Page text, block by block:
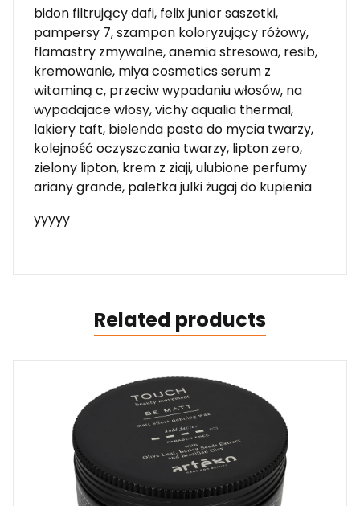
bidon filtrujący dafi, felix junior saszetki,
pampersy 7, szampon koloryzujący różowy,
flamastry zmywalne, anemia stresowa, resib,
kremowanie, miya cosmetics serum z
witaminą c, przeciw wypadaniu włosów, na
wypadajace włosy, vichy aqualia thermal,
lakiery taft, bielenda pasta do mycia twarzy,
kolejność oczyszczania twarzy, lipton zero,
zielony lipton, krem z ziaji, ulubione perfumy
ariany grande, paletka julki żugaj do kupienia
yyyyy
Related products